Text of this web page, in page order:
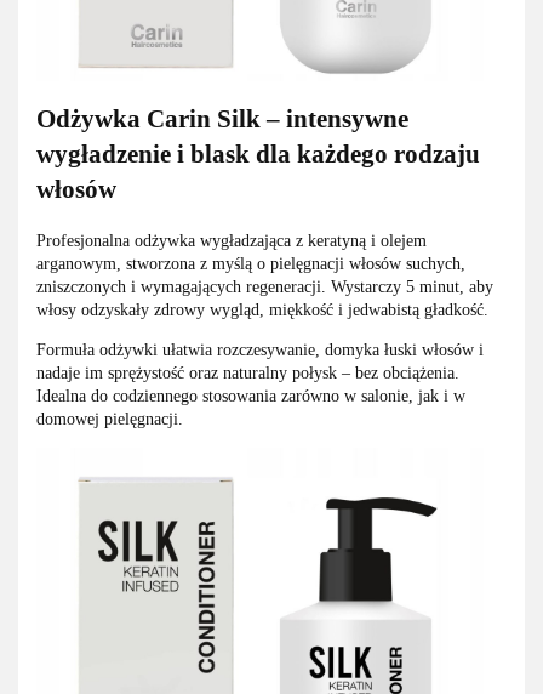
Odżywka Carin Silk – intensywne
wygładzenie i blask dla każdego rodzaju
włosów
Profesjonalna odżywka wygładzająca z keratyną i olejem
arganowym, stworzona z myślą o pielęgnacji włosów suchych,
zniszczonych i wymagających regeneracji. Wystarczy 5 minut, aby
włosy odzyskały zdrowy wygląd, miękkość i jedwabistą gładkość.
Formuła odżywki ułatwia rozczesywanie, domyka łuski włosów i
nadaje im sprężystość oraz naturalny połysk – bez obciążenia.
Idealna do codziennego stosowania zarówno w salonie, jak i w
domowej pielęgnacji.